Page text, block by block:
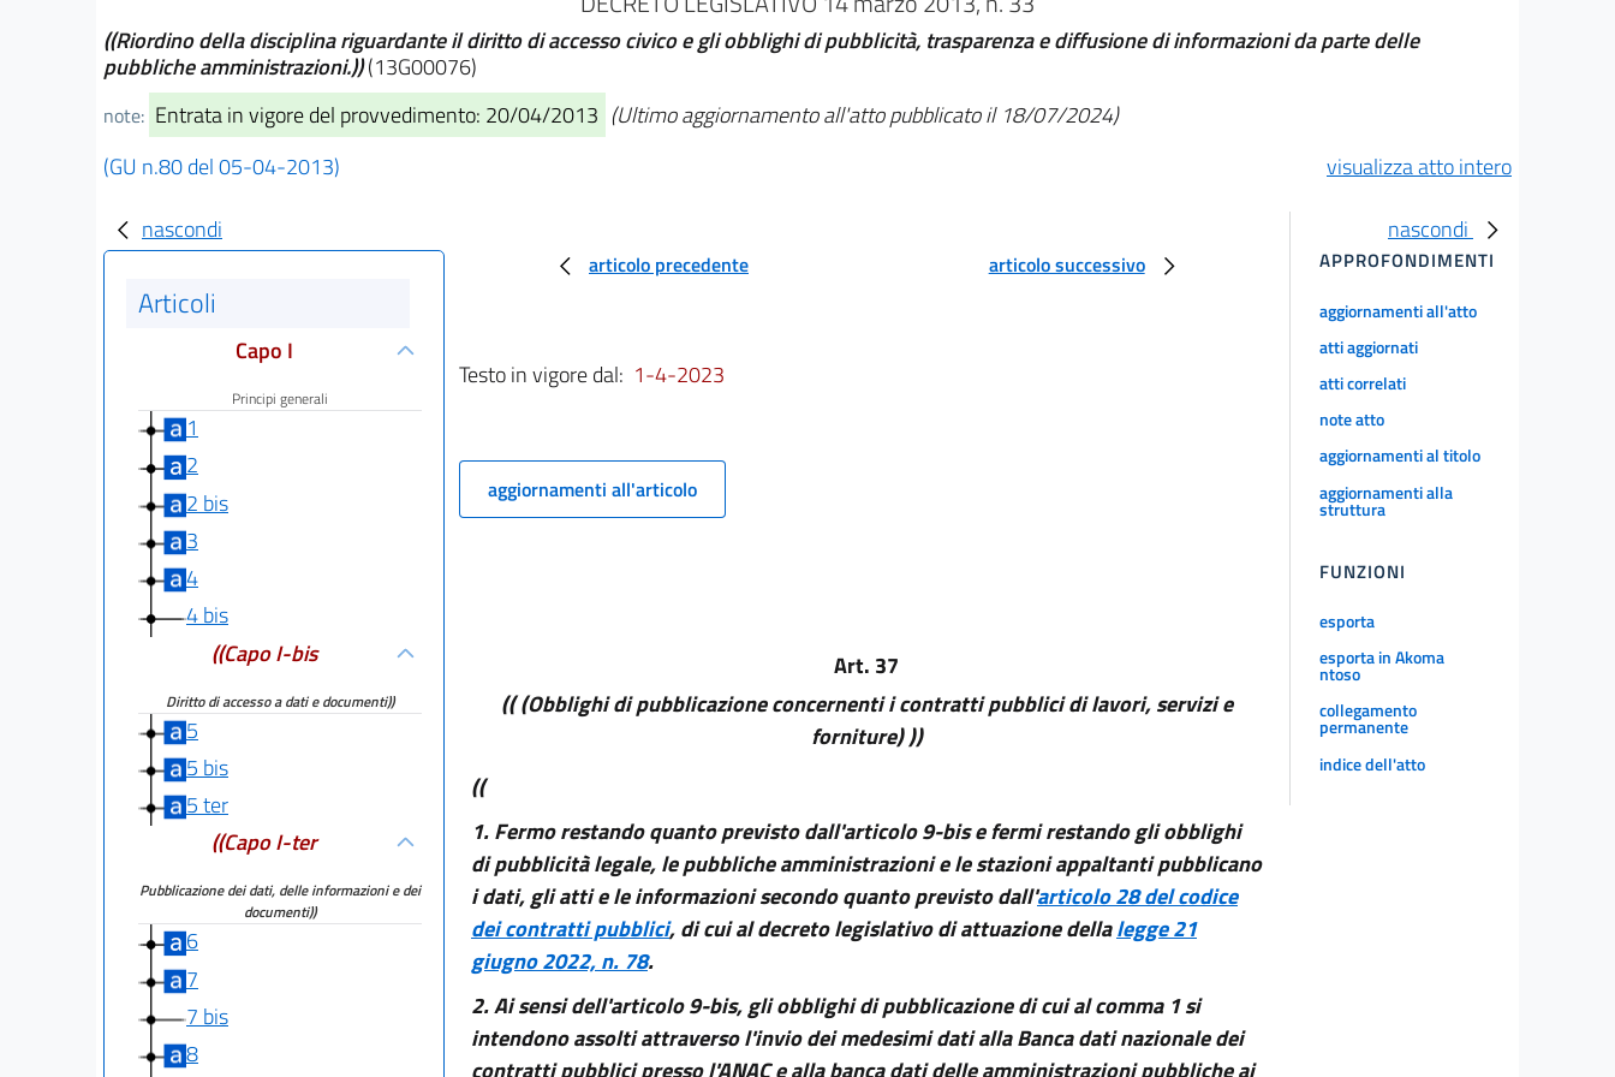
((Riordino della disciplina riguardante il diritto di accesso civico e gli obblighi di pubblicità, trasparenza e diffusione di informazioni da parte delle
pubbliche amministrazioni.))(13G00076)
note: Entrata in vigore del provvedimento: 20/04/2013 (Ultimo aggiornamento all'atto pubblicato il 18/07/2024)
(GU n.80 del 05-04-2013)
visualizza atto intero
nascondi
Articoli
Capo I
Principi generali
1
2
2 bis
3
4
4 bis
((Capo I-bis
Diritto di accesso a dati e documenti))
5
5 bis
5 ter
((Capo I-ter
Pubblicazione dei dati, delle informazioni e dei
documenti))
6
7
7 bis
8
articolo precedente articolo successivo
Testo in vigore dal: 1-4-2023
aggiornamenti all'articolo
Art. 37
(( (Obblighi di pubblicazione concernenti i contratti pubblici di lavori, servizi e
forniture) ))
((
1.Fermo restando quanto previsto dall'articolo 9-bis e fermi restando gli obblighi
di pubblicità legale, le pubbliche amministrazioni e le stazioni appaltanti pubblicano
i dati, gli atti e le informazioni secondo quanto previsto dall'articolo 28 del codice
dei contratti pubblici, di cui al decreto legislativo di attuazione dellalegge 21
giugno 2022, n. 78.
2. Ai sensi dell'articolo 9-bis, gli obblighi di pubblicazione di cui al comma 1 si
intendono assolti attraverso l'invio dei medesimi dati alla Banca dati nazionale dei
contratti pubblici presso l'ANAC e alla banca dati delle amministrazioni pubbliche ai
nascondi
APPROFONDIMENTI
aggiornamenti all'atto
atti aggiornati
atti correlati
note atto
aggiornamenti al titolo
aggiornamenti alla
struttura
FUNZIONI
esporta
esporta in Akoma
ntoso
collegamento
permanente
indice dell'atto